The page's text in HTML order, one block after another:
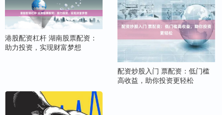
港股配资杠杆 湖南股票配资：
助力投资，实现财富梦想
配资炒股入门 票配资：低门槛
高收益，助你投资更轻松